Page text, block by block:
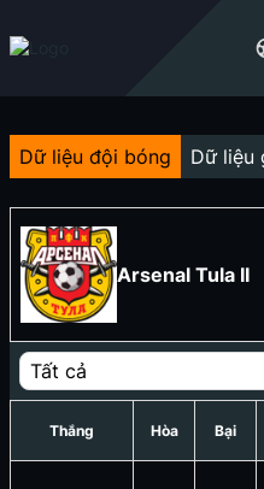
Dữ liệu đội bóng Dữ liệu
Arsenal Tula II
Tất cả
Thắng Hòa Bại